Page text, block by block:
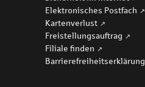
Elektronisches Postfach
Kartenverlust
Freistellungsauftrag
Filiale finden
Barriere­freiheits­erklärung